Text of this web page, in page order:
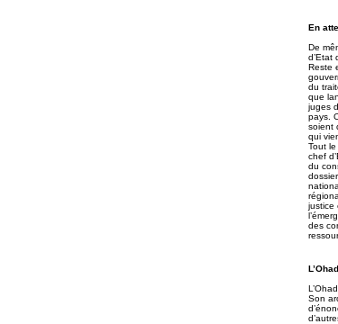
En
De
d’Etat
Reste
du
que
juges
pays.
soient
qui
Tout
chef
du
justice
des
Son